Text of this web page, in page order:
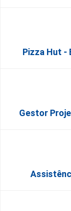
Pizza Hut -
Gestor